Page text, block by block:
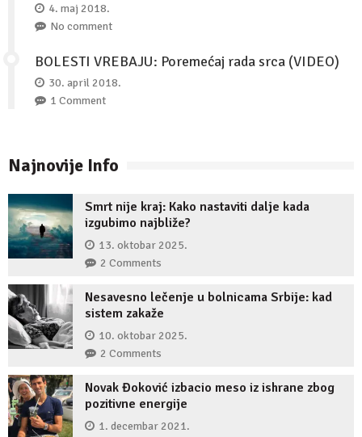
4. maj 2018.
No comment
BOLESTI VREBAJU: Poremećaj rada srca (VIDEO)
30. april 2018.
1 Comment
Najnovije Info
Smrt nije kraj: Kako nastaviti dalje kada
izgubimo najbliže?
13. oktobar 2025.
2 Comments
Nesavesno lečenje u bolnicama Srbije: kad
sistem zakaže
10. oktobar 2025.
2 Comments
Novak Đoković izbacio meso iz ishrane zbog
pozitivne energije
1. decembar 2021.